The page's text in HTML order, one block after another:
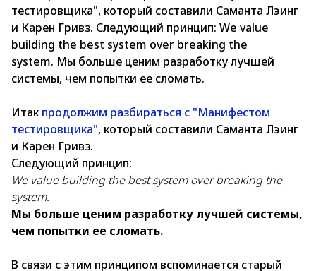
тестировщика", который составили Саманта Лэинг
и Карен Гривз. Следующий принцип: We value
building the best system over breaking the
system. Мы больше ценим разработку лучшей
системы, чем попытки ее сломать.
Итак продолжим разбираться с "Манифестом
тестировщика", который составили Саманта Лэинг
и Карен Гривз.
Следующий принцип:
We value building the best system over breaking the
system.
Мы больше ценим разработку лучшей системы,
чем попытки ее сломать.
В связи с этим принципом вспоминается старый